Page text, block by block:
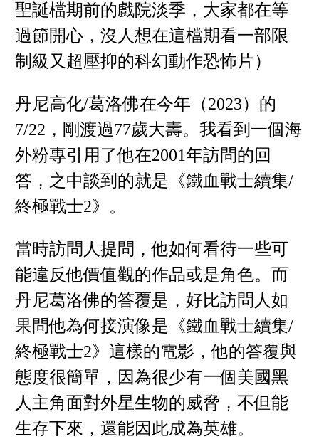
聖誕檔期前的戲院淡季，大家都在等
過節開心，沒人想在這檔期看一部限
制級又超壓抑的科幻動作恐怖片）
丹尼高化/葛洛佛在今年（2023）的
7/22，剛渡過77歲大壽。我看到一個海
外粉專引用了他在2001年訪問的回
答，之中談到的就是《鐵血戰士續集/
終極戰士2》。
當時訪問人提問，他如何看待一些可
能違反他價值觀的作品或是角色。而
丹尼葛洛佛的答覆是，好比訪問人如
果問他為何接演像是《鐵血戰士續集/
終極戰士2》這樣的電影，他的答覆與
態度很簡單，因為很少有一個美國黑
人主角面對外星生物的威脅，不但能
生存下來，還能因此成為英雄。